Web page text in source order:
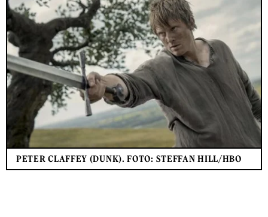
PETER CLAFFEY (DUNK). FOTO: STEFFAN HILL/HBO